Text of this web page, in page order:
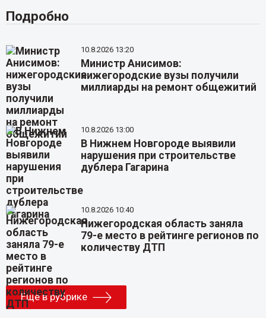
Подробно
10.8.2026 13:20
Министр Анисимов:
нижегородские вузы получили
миллиарды на ремонт общежитий
10.8.2026 13:00
В Нижнем Новгороде выявили
нарушения при строительстве
дублера Гагарина
10.8.2026 10:40
Нижегородская область заняла
79-е место в рейтинге регионов по
количеству ДТП
Еще в рубрике